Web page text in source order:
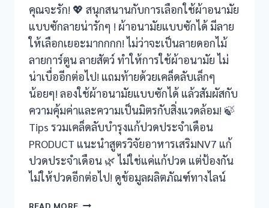
คุณจะรัก! 💖 สนุกสนานกับการเลือกใช้ผ้าอนามัย
แบบซักลายน่ารักๆ ! ผ้าอนามัยแบบซักได้ มีลาย
ให้เลือกเยอะมากกกก! ไม่ว่าจะเป็นลายดอกไม้
ลายการ์ตูน ลายสัตว์ ทำให้การใช้ผ้าอนามัย ไม่
น่าเบื่ออีกต่อไป! แถมท้ายด้วยเคล็ดลับเล็กๆ
น้อยๆ! ลองใช้ผ้าอนามัยแบบซักได้ แล้วสัมผัสกับ
ความคุ้มค่าและความเป็นมิตรกับสิ่งแวดล้อม! 🍃
Tips รวมเคล็ดลับบำรุงแก้ปวดประจำเดือน
PRODUCT แนะนำสูตรวิจัยอาหารเสริมNV7 แก้
ปวดประจำเดือน 🌿 ไม่ใช่แค่แก้ปวด แต่ป้องกัน
ไม่ให้ปวดอีกต่อไป! ดูข้อมูลผลิตภัณฑ์ทางไลน์
READ MORE👙